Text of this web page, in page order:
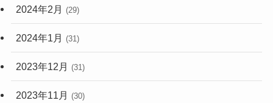
2024年2月 (29)
2024年1月 (31)
2023年12月 (31)
2023年11月 (30)